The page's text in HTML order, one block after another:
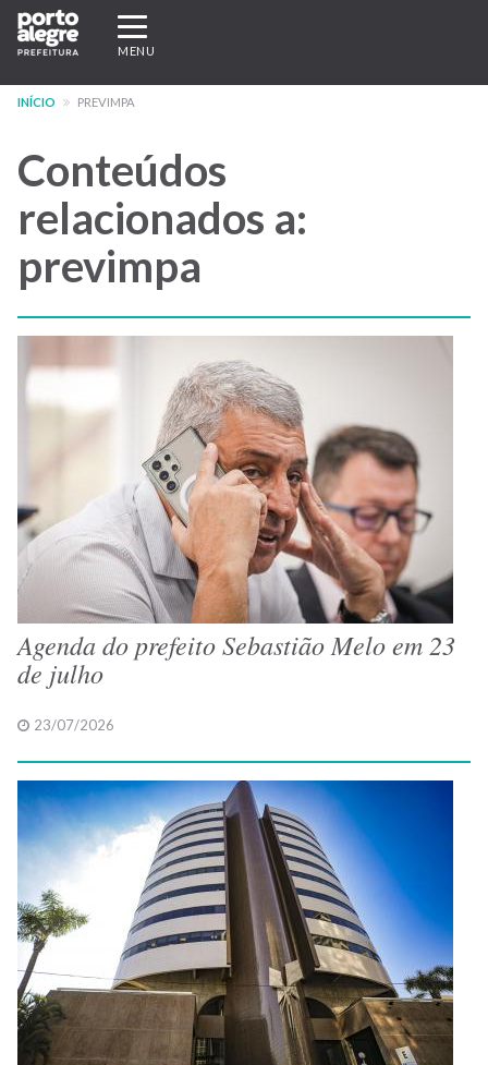
Pular
para
conteúdo
Expandir/recolher
navegação
MENU
INÍCIO PREVIMPA
Conteúdos
relacionados a:
previmpa
Agenda do prefeito Sebastião Melo em 23
de julho
23/07/2026